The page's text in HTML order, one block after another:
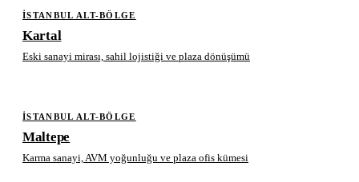
İSTANBUL ALT-BÖLGE
Kartal
Eski sanayi mirası, sahil lojistiği ve plaza dönüşümü
İSTANBUL ALT-BÖLGE
Maltepe
Karma sanayi, AVM yoğunluğu ve plaza ofis kümesi